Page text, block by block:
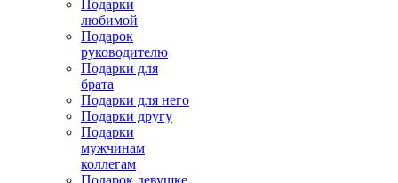
Подарки
любимой
Подарок
руководителю
Подарки для
брата
Подарки для него
Подарки другу
Подарки
мужчинам
коллегам
Подарок девушке